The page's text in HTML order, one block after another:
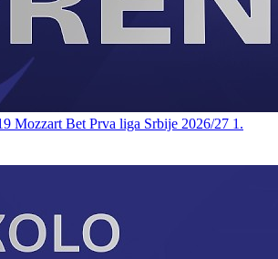
Mozzart Bet Prva liga Srbije 2026/27 1.